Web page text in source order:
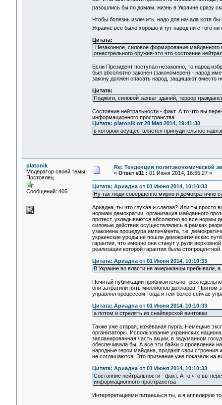
разошлись бы по домам, жизнь в Украине сразу
Чтобы болезнь излечить, надо для начала хотя
Украине всё было хорошо и тут народ ни с того
Цитата:
Незаконное, силовое формирование майданного
огнестрельного оружия-это что состояние
Если Президент поступал незаконно, то народ
был абсолютно законен (закономерен) - народ
закону должен спасать народ, защищают вместо
Цитата:
Поджоги, силовой захват зданий, террор
Состояние нейтральности - факт. А то что вы
информационного пространства
Цитата: platonik от 28 Мая 2014, 19:41:30
в котором осуществляется принудительное
platonik
Модератор своей темы
Постоялец
Сообщений: 405
Re: Тенденции политэкономической
« Ответ #11 : 01 Июня 2014, 16:55:27 »
Цитата: Ариадна от 01 Июня 2014, 10:10:33
Ну так люди совершенно мирно и демократично
Ариадна, ты что глухая и слепая? Или ты просто
нормам демократии, организация майданного
протест, укладываются абсолютно во все нормы
силовые действия осуществлялись в рамках
узаконена процедура импичмента, т.е.
украинские уроды не пошли демократическис
гарантии, что именно они станут у руля
реализации которой гарантия была
Цитата: Ариадна от 01 Июня 2014, 10:10:33
В Украине во власти не американцы пребывали,
Почитай публикации приблизительно
они затратили пять миллионов долларов.
управлял процессом тогда и тем более сейчас
Цитата: Ариадна от 01 Июня 2014, 10:10:33
а потом и стрелять из снайперской винтовки
Также уже старая, изжёваная пурга. Немецкие
организаторы. Использование украинских
запланированная часть акции, в задуманном
обеспечивала бы. А все эти байки о проявлении
народные герои майдана, продают свои строения
не соглашаются. Это признание уже показали на
Цитата: Ариадна от 01 Июня 2014, 10:10:33
Состояние нейтральности - факт. А то что вы
информационного пространства
Интерпретациями питаешься ты, а я аппелирую